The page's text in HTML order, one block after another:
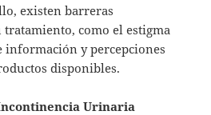
existen barreras
como el estigma
información y percepciones
disponibles.
Urinaria